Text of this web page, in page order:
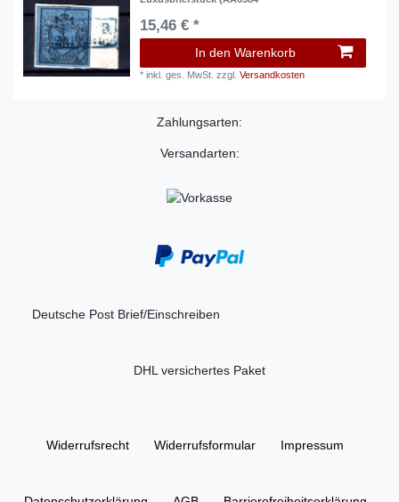
15,46 € *
In den Warenkorb
*inkl. ges. MwSt. zzgl.Versandkosten
Zahlungsarten:
Versandarten:
Deutsche Post Brief/Einschreiben
DHL versichertes Paket
Widerrufs­recht Widerrufs­formular Impressum